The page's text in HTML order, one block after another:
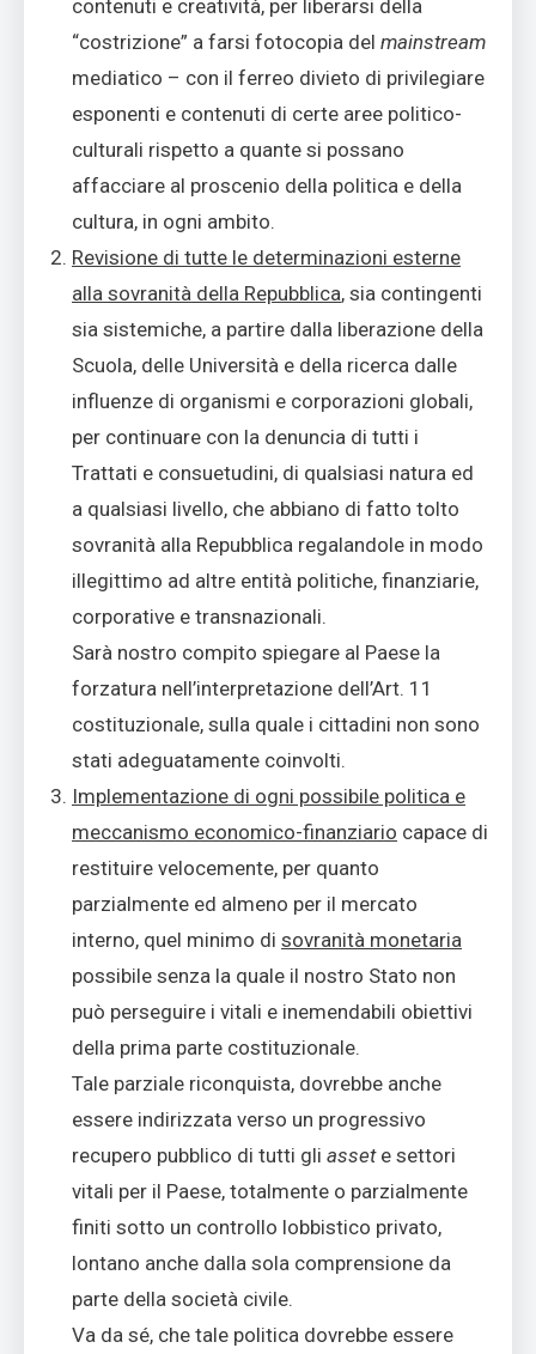
contenuti e creatività, per liberarsi della
“costrizione” a farsi fotocopia del mainstream
mediatico – con il ferreo divieto di privilegiare
esponenti e contenuti di certe aree politico-
culturali rispetto a quante si possano
affacciare al proscenio della politica e della
cultura, in ogni ambito.
Revisione di tutte le determinazioni esterne
alla sovranità della Repubblica, sia contingenti
sia sistemiche, a partire dalla liberazione della
Scuola, delle Università e della ricerca dalle
influenze di organismi e corporazioni globali,
per continuare con la denuncia di tutti i
Trattati e consuetudini, di qualsiasi natura ed
a qualsiasi livello, che abbiano di fatto tolto
sovranità alla Repubblica regalandole in modo
illegittimo ad altre entità politiche, finanziarie,
corporative e transnazionali.
Sarà nostro compito spiegare al Paese la
forzatura nell’interpretazione dell’Art. 11
costituzionale, sulla quale i cittadini non sono
stati adeguatamente coinvolti.
Implementazione di ogni possibile politica e
meccanismo economico-finanziario capace di
restituire velocemente, per quanto
parzialmente ed almeno per il mercato
interno, quel minimo di sovranità monetaria
possibile senza la quale il nostro Stato non
può perseguire i vitali e inemendabili obiettivi
della prima parte costituzionale.
Tale parziale riconquista, dovrebbe anche
essere indirizzata verso un progressivo
recupero pubblico di tutti gli assete settori
vitali per il Paese, totalmente o parzialmente
finiti sotto un controllo lobbistico privato,
lontano anche dalla sola comprensione da
parte della società civile.
Va da sé, che tale politica dovrebbe essere